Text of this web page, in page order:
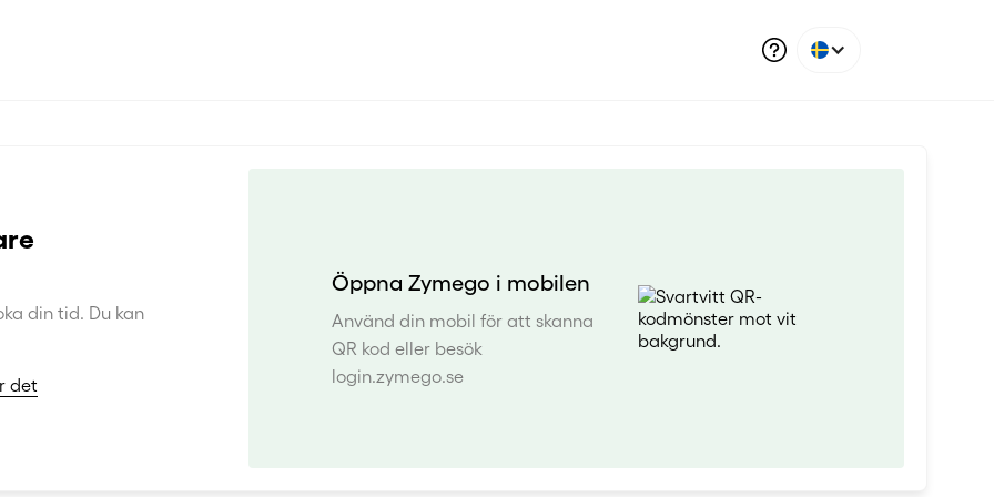
din tid. Du kan
det
Öppna Zymego i mobilen
Använd din mobil för att skanna
QR kod eller besök
login.zymego.se